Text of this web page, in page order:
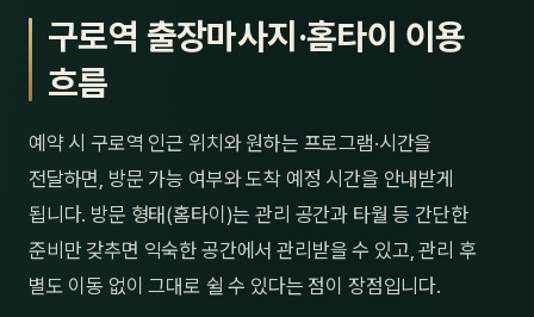
구로역 출장마사지·홈타이 이용
흐름
예약 시 구로역 인근 위치와 원하는 프로그램·시간을
전달하면, 방문 가능 여부와 도착 예정 시간을 안내받게
됩니다. 방문 형태(홈타이)는 관리 공간과 타월 등 간단한
준비만 갖추면 익숙한 공간에서 관리받을 수 있고, 관리 후
별도 이동 없이 그대로 쉴 수 있다는 점이 장점입니다.